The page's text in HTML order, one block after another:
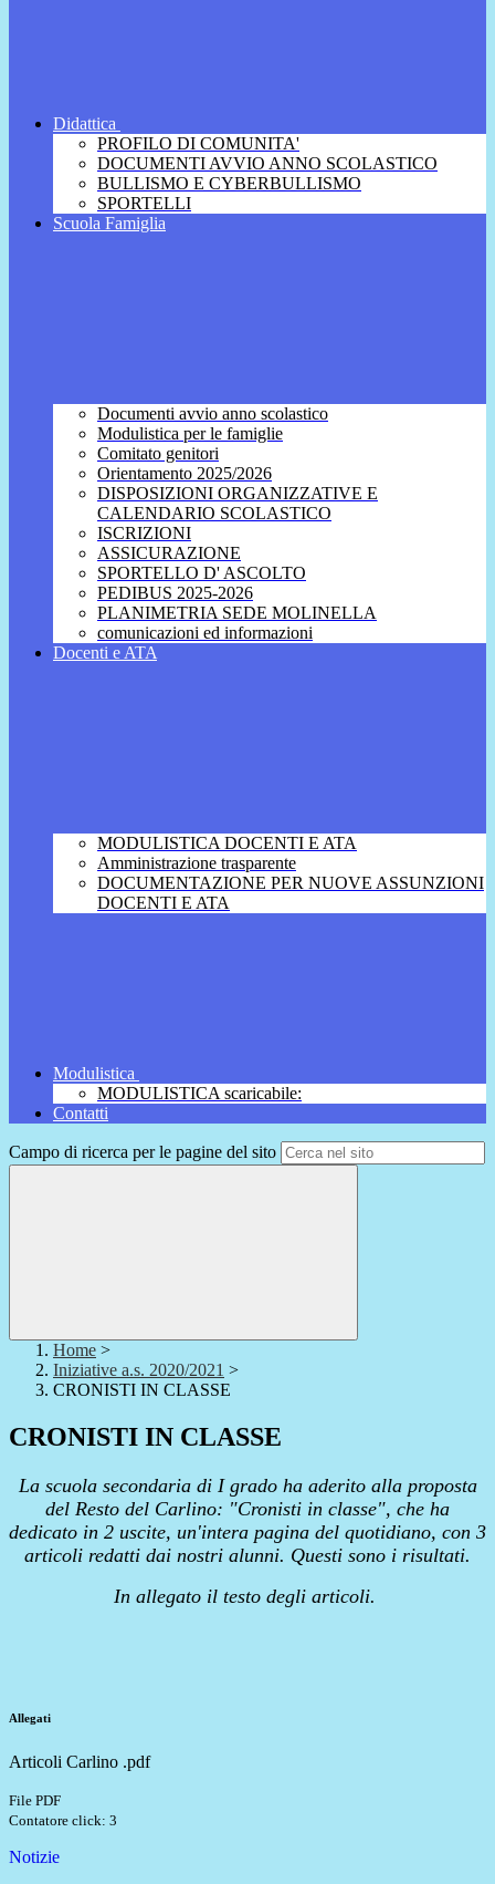
Didattica
PROFILO DI COMUNITA'
DOCUMENTI AVVIO ANNO SCOLASTICO
BULLISMO E CYBERBULLISMO
SPORTELLI
Scuola Famiglia
Documenti avvio anno scolastico
Modulistica per le famiglie
Comitato genitori
Orientamento 2025/2026
DISPOSIZIONI ORGANIZZATIVE E
CALENDARIO SCOLASTICO
ISCRIZIONI
ASSICURAZIONE
SPORTELLO D' ASCOLTO
PEDIBUS 2025-2026
PLANIMETRIA SEDE MOLINELLA
comunicazioni ed informazioni
Docenti e ATA
MODULISTICA DOCENTI E ATA
Amministrazione trasparente
DOCUMENTAZIONE PER NUOVE ASSUNZIONI
DOCENTI E ATA
Modulistica
MODULISTICA scaricabile:
Contatti
Campo di ricerca per le pagine del sito
Home >
Iniziative a.s. 2020/2021 >
CRONISTI IN CLASSE
CRONISTI IN CLASSE
La scuola secondaria di I grado ha aderito alla proposta
del Resto del Carlino: "Cronisti in classe", che ha
dedicato in 2 uscite, un'intera pagina del quotidiano, con 3
articoli redatti dai nostri alunni. Questi sono i risultati.
In allegato il testo degli articoli.
Allegati
Articoli Carlino .pdf
File PDF
Contatore click: 3
Notizie